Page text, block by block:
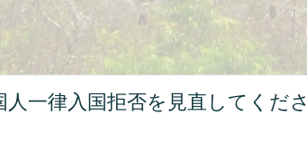
一律入国拒否を見直してくださ